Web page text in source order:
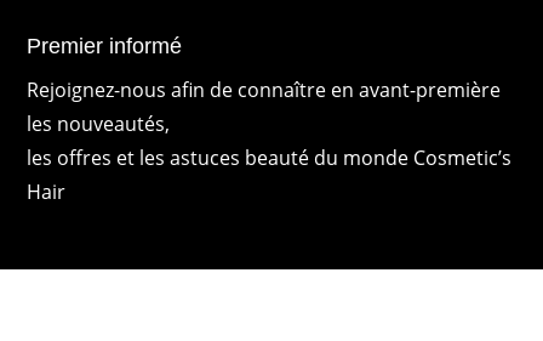
Premier informé
Rejoignez-nous afin de connaître en avant-première
les nouveautés,
les offres et les astuces beauté du monde Cosmetic’s
Hair